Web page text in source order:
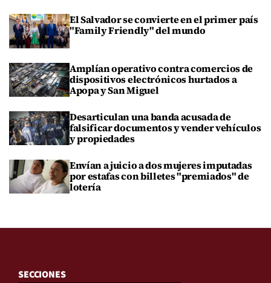
El Salvador se convierte en el primer país
"Family Friendly" del mundo
Amplían operativo contra comercios de
dispositivos electrónicos hurtados a
Apopa y San Miguel
Desarticulan una banda acusada de
falsificar documentos y vender vehículos
y propiedades
Envían a juicio a dos mujeres imputadas
por estafas con billetes "premiados" de
lotería
SECCIONES